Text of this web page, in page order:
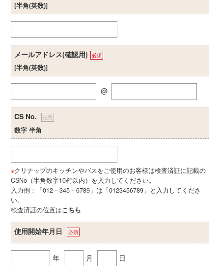
[半角(英数)]
メールアドレス(確認用) 必須
[半角(英数)]
@
CS No. 任意
数字 半角
※クリナップのキッチンやバスをご使用のお客様は検査済証に記載の
CSNo（半角数字10桁以内）を入力してください。
入力例：「012－345－6789」は「0123456789」と入力してくださ
い。
検査済証の位置はこちら
使用開始年月日 必須
年 月 日